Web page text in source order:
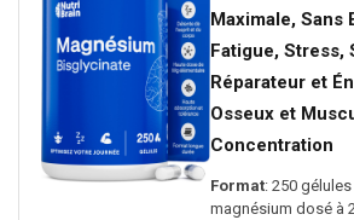
Maximale, Sans
Fatigue, Stress,
Réparateur et
Osseux et
Concentration
Format: 250
magnésium dosé à